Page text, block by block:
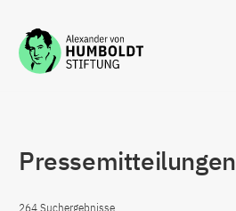
Zum Inhalt springen
Pressemitteilungen
264 Suchergebnisse